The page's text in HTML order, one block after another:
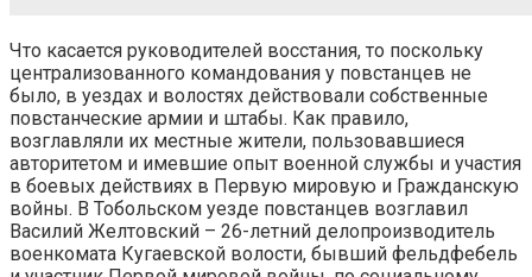
Что касается руководителей восстания, то поскольку
централизованного командования у повстанцев не
было, в уездах и волостях действовали собственные
повстанческие армии и штабы. Как правило,
возглавляли их местные жители, пользовавшиеся
авторитетом и имевшие опыт военной службы и участия
в боевых действиях в Первую мировую и Гражданскую
войны. В Тобольском уезде повстанцев возглавил
Василий Желтовский – 26-летний делопроизводитель
военкомата Кугаевской волости, бывший фельдфебель